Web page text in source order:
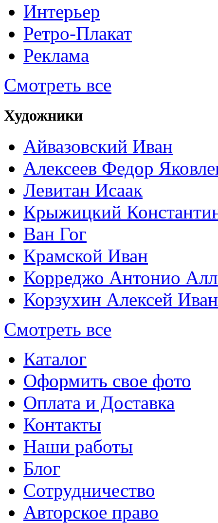
Интерьер
Ретро-Плакат
Реклама
Смотреть все
Художники
Айвазовский Иван
Алексеев Федор
Левитан Исаак
Крыжицкий
Ван Гог
Крамской Иван
Корреджо Антонио
Корзухин Алексей
Смотреть все
Каталог
Оформить свое фото
Оплата и Доставка
Контакты
Наши работы
Блог
Сотрудничество
Авторское право